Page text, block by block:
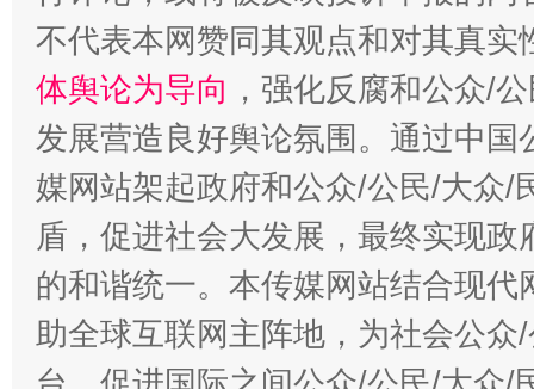
招工难、用工荒背后
不代表本网赞同其观点和对其真实
体舆论为导向 ，强化反腐和公众/
发展营造良好舆论氛围。通过中
媒网站架起政府和公众/公民/大众/
盾，促进社会大发展，最终实现
的和谐统一。本传媒网站结合现
助全球互联网主阵地，为社会公